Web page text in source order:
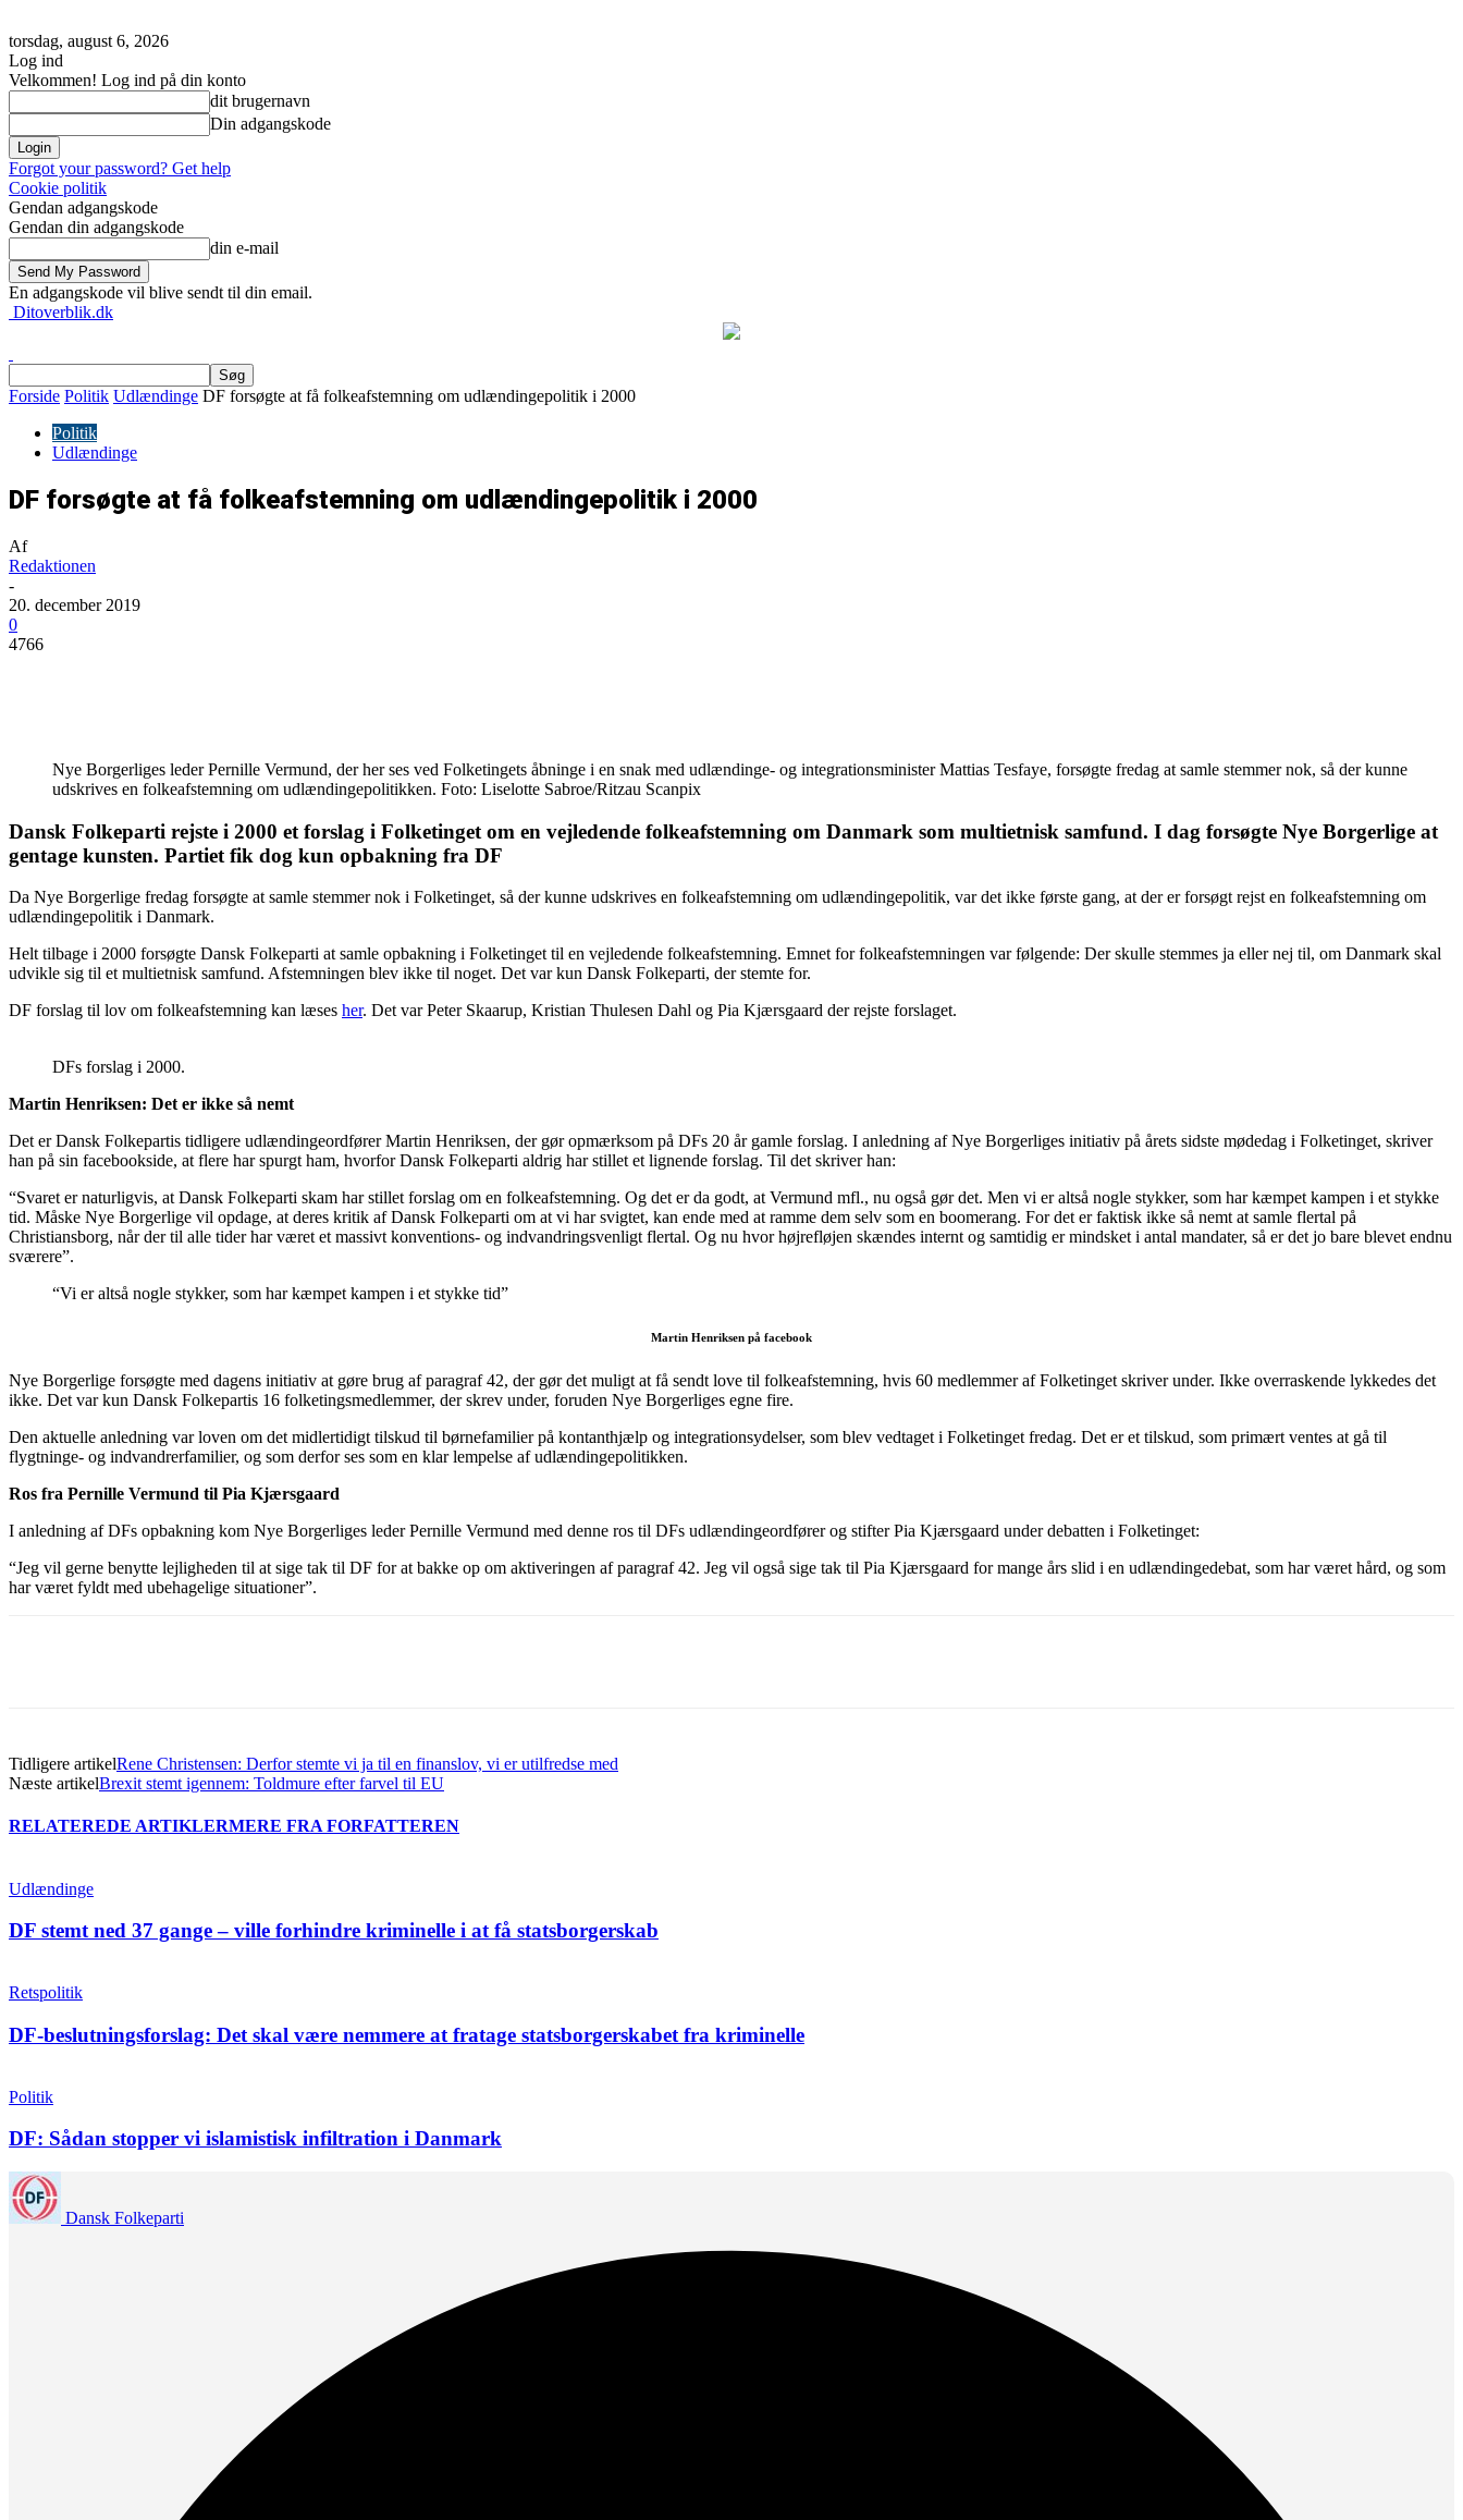
torsdag, august 6, 2026
Log ind
Velkommen! Log ind på din konto
dit brugernavn
Din adgangskode
Forgot your password? Get help
Cookie politik
Gendan adgangskode
Gendan din adgangskode
din e-mail
En adgangskode vil blive sendt til din email.
Ditoverblik.dk
Forside Politik Udlændinge DF forsøgte at få folkeafstemning om udlændingepolitik i 2000
Politik
Udlændinge
DF forsøgte at få folkeafstemning om udlændingepolitik i 2000
Af
Redaktionen
-
20. december 2019
0
4766
Nye Borgerliges leder Pernille Vermund, der her ses ved Folketingets åbninge i en snak med udlændinge- og integrationsminister Mattias Tesfaye, forsøgte fredag at samle stemmer nok, så der kunne
udskrives en folkeafstemning om udlændingepolitikken. Foto: Liselotte Sabroe/Ritzau Scanpix
Dansk Folkeparti rejste i 2000 et forslag i Folketinget om en vejledende folkeafstemning om Danmark som multietnisk samfund. I dag forsøgte Nye Borgerlige at
gentage kunsten. Partiet fik dog kun opbakning fra DF
Da Nye Borgerlige fredag forsøgte at samle stemmer nok i Folketinget, så der kunne udskrives en folkeafstemning om udlændingepolitik, var det ikke første gang, at der er forsøgt rejst en folkeafstemning om
udlændingepolitik i Danmark.
Helt tilbage i 2000 forsøgte Dansk Folkeparti at samle opbakning i Folketinget til en vejledende folkeafstemning. Emnet for folkeafstemningen var følgende: Der skulle stemmes ja eller nej til, om Danmark skal
udvikle sig til et multietnisk samfund. Afstemningen blev ikke til noget. Det var kun Dansk Folkeparti, der stemte for.
DF forslag til lov om folkeafstemning kan læses her. Det var Peter Skaarup, Kristian Thulesen Dahl og Pia Kjærsgaard der rejste forslaget.
DFs forslag i 2000.
Martin Henriksen: Det er ikke så nemt
Det er Dansk Folkepartis tidligere udlændingeordfører Martin Henriksen, der gør opmærksom på DFs 20 år gamle forslag. I anledning af Nye Borgerliges initiativ på årets sidste mødedag i Folketinget, skriver
han på sin facebookside, at flere har spurgt ham, hvorfor Dansk Folkeparti aldrig har stillet et lignende forslag. Til det skriver han:
“Svaret er naturligvis, at Dansk Folkeparti skam har stillet forslag om en folkeafstemning. Og det er da godt, at Vermund mfl., nu også gør det. Men vi er altså nogle stykker, som har kæmpet kampen i et stykke
tid. Måske Nye Borgerlige vil opdage, at deres kritik af Dansk Folkeparti om at vi har svigtet, kan ende med at ramme dem selv som en boomerang. For det er faktisk ikke så nemt at samle flertal på
Christiansborg, når der til alle tider har været et massivt konventions- og indvandringsvenligt flertal. Og nu hvor højrefløjen skændes internt og samtidig er mindsket i antal mandater, så er det jo bare blevet endnu
sværere”.
“Vi er altså nogle stykker, som har kæmpet kampen i et stykke tid”
Martin Henriksen på facebook
Nye Borgerlige forsøgte med dagens initiativ at gøre brug af paragraf 42, der gør det muligt at få sendt love til folkeafstemning, hvis 60 medlemmer af Folketinget skriver under. Ikke overraskende lykkedes det
ikke. Det var kun Dansk Folkepartis 16 folketingsmedlemmer, der skrev under, foruden Nye Borgerliges egne fire.
Den aktuelle anledning var loven om det midlertidigt tilskud til børnefamilier på kontanthjælp og integrationsydelser, som blev vedtaget i Folketinget fredag. Det er et tilskud, som primært ventes at gå til
flygtninge- og indvandrerfamilier, og som derfor ses som en klar lempelse af udlændingepolitikken.
Ros fra Pernille Vermund til Pia Kjærsgaard
I anledning af DFs opbakning kom Nye Borgerliges leder Pernille Vermund med denne ros til DFs udlændingeordfører og stifter Pia Kjærsgaard under debatten i Folketinget:
“Jeg vil gerne benytte lejligheden til at sige tak til DF for at bakke op om aktiveringen af paragraf 42. Jeg vil også sige tak til Pia Kjærsgaard for mange års slid i en udlændingedebat, som har været hård, og som
har været fyldt med ubehagelige situationer”.
Tidligere artikelRene Christensen: Derfor stemte vi ja til en finanslov, vi er utilfredse med
Næste artikelBrexit stemt igennem: Toldmure efter farvel til EU
RELATEREDE ARTIKLERMERE FRA FORFATTEREN
Udlændinge
DF stemt ned 37 gange – ville forhindre kriminelle i at få statsborgerskab
Retspolitik
DF-beslutningsforslag: Det skal være nemmere at fratage statsborgerskabet fra kriminelle
Politik
DF: Sådan stopper vi islamistisk infiltration i Danmark
Dansk Folkeparti